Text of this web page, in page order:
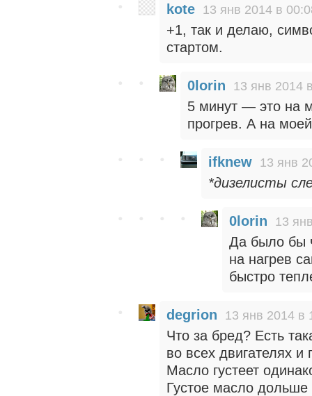
kote 13 янв 2014 в
+1, так и делаю,
стартом.
0lorin 13 янв 2014
5 минут — это на
прогрев. А на
ifknew 13 янв
*дизелисты
0lorin 13
Да было бы
на нагрев
быстро
degrion 13 янв 2014 в
Что за бред? Есть
во всех двигателях и
Масло густеет
Густое масло дольше